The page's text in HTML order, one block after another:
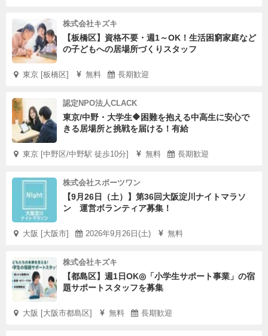
株式会社キズキ
【板橋区】資格不要・週1～OK！生活困窮家庭など
の子どもへの居場所づくりスタッフ
東京 [板橋区] 無料 長期歓迎
認定NPO法人CLACK
東京/中野・大学生🔶困難を抱える中高生に安心で
きる居場所と挑戦を届ける！有給
東京 [中野区/中野駅 徒歩10分] 無料 長期歓迎
株式会社スポーツワン
【9月26日（土）】第36回大阪淀川ナイトマラソ
ン 運営ボランティア募集！
大阪 [大阪市] 2026年9月26日(土) 無料
株式会社キズキ
【都島区】週1日OK◎「小学生サポート事業」の宿
題サポートスタッフを募集
大阪 [大阪市都島区] 無料 長期歓迎